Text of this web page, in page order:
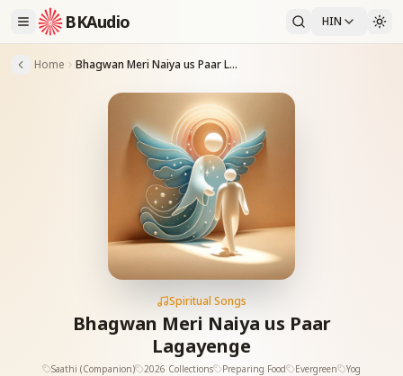
BKAudio HIN
Home Bhagwan Meri Naiya us Paar Lagayenge
Spiritual Songs
Bhagwan Meri Naiya us Paar
Lagayenge
Saathi (Companion) 2026 Collections Preparing Food Evergreen
Yog